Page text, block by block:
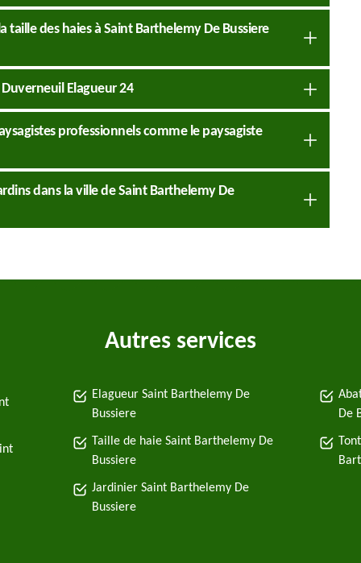
des haies à Saint Barthelemy De Bussiere
Elagueur 24
professionnels comme le paysagiste
dans la ville de Saint Barthelemy De
Autres services
Elagueur Saint Barthelemy De
Bussiere
Taille de haie Saint Barthelemy De
Bussiere
Jardinier Saint Barthelemy De
Bussiere
De